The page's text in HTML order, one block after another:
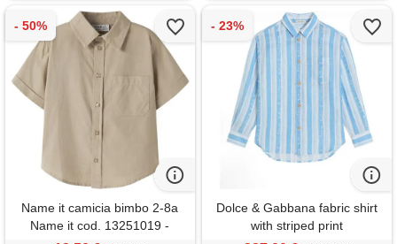
Name it camicia bimbo 2-8a
Name it cod. 13251019 -
Dolce & Gabbana fabric shirt
with striped print